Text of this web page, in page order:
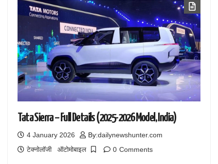
Tata Sierra – Full Details (2025-2026 Model, India)
4 January 2026 By:dailynewshunter.com
टेक्नोलॉजी
ऑटोमोबाइल 0 Comments